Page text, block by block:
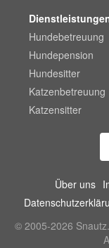
Hundebetreuung
Hundepension
Hundesitter
Katzenbetreuung
Katzensitter
Über uns
© 2005-2026